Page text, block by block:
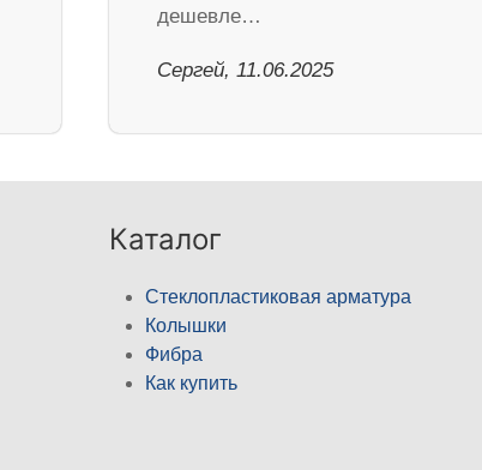
дешевле…
Сергей, 11.06.2025
Каталог
Стеклопластиковая арматура
Колышки
Фибра
Как купить